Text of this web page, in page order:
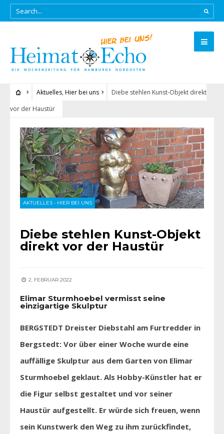
Aktuelles, Hier bei uns
Diebe stehlen Kunst-Objekt direkt
vor der Haustür
AKTUELLES • HIER BEI UNS
Diebe stehlen Kunst-Objekt
direkt vor der Haustür
2. FEBRUAR 2022
Elimar Sturmhoebel vermisst seine
einzigartige Skulptur
BERGSTEDT Dreister Diebstahl am Furtredder in
Bergstedt: Vor über einer Woche wurde eine
auffällige Skulptur aus dem Garten von Elimar
Sturmhoebel geklaut. Als Hobby-Künstler hat er
die Figur selbst gestaltet und vor seiner
Haustür aufgestellt. Er würde sich freuen, wenn
sein Kunstwerk den Weg zu ihm zurückfindet,